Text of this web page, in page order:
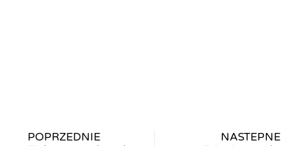
POPRZEDNIE NASTEPNE